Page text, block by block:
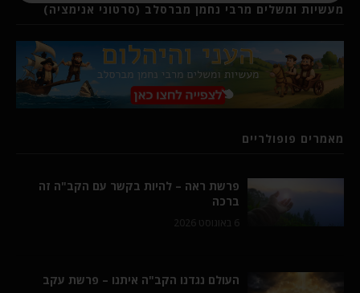
מעשיות ומשלים מרבי נחמן מברסלב (סרטוני אנימציה)
מאמרים פופולריים
פרשת ראה – להיות בקשר עם הקב"ה זה
ברכה
6 באוגוסט 2026
העולם נגדנו הקב"ה איתנו – פרשת עקב